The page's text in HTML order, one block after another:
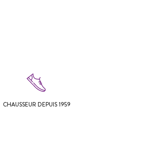
CHAUSSEUR DEPUIS 1959